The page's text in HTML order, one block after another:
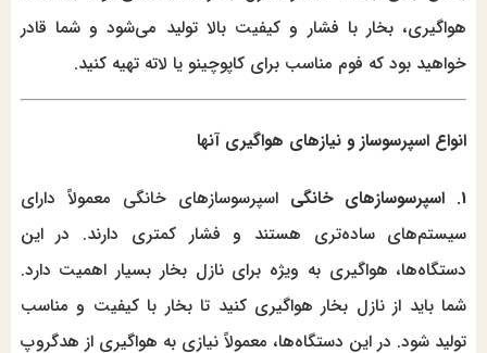
هواگیری، بخار با فشار و کیفیت بالا تولید می‌شود و شما قادر
خواهید بود که فوم مناسب برای کاپوچینو یا لاته تهیه کنید.
انواع اسپرسوساز و نیازهای هواگیری آنها
1. اسپرسوسازهای خانگی
اسپرسوسازهای خانگی معمولاً دارای
سیستم‌های ساده‌تری هستند و فشار کمتری دارند. در این
دستگاه‌ها، هواگیری به ویژه برای نازل بخار بسیار اهمیت دارد.
شما باید از نازل بخار هواگیری کنید تا بخار با کیفیت و مناسب
تولید شود. در این دستگاه‌ها، معمولاً نیازی به هواگیری از هدگروپ